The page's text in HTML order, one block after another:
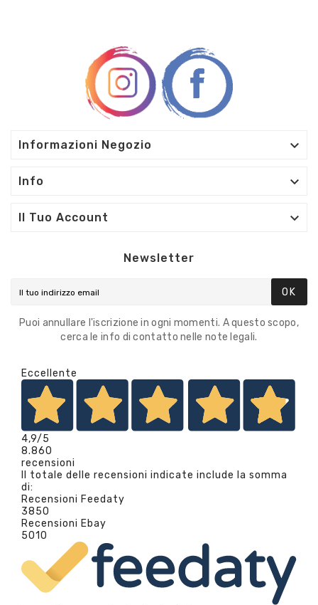
Informazioni Negozio 
Info 
Il Tuo Account 
Newsletter
OK
Puoi annullare l'iscrizione in ogni momenti. A questo scopo,
cerca le info di contatto nelle note legali.
Eccellente
4,9/5
8.860
recensioni
Il totale delle recensioni indicate include la somma
di:
Recensioni Feedaty
3850
Recensioni Ebay
5010